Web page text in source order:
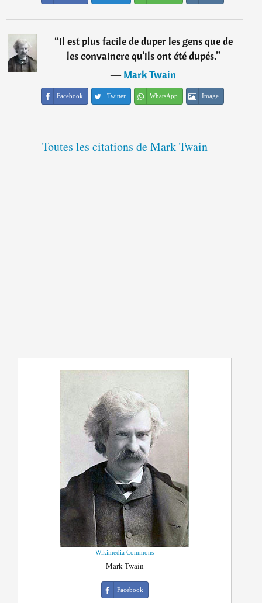
“Il est plus facile de duper les gens que de
les convaincre qu'ils ont été dupés.”
―Mark Twain
Facebook Twitter WhatsApp Image
Toutes les citations de Mark Twain
Wikimedia Commons
Mark Twain
Facebook